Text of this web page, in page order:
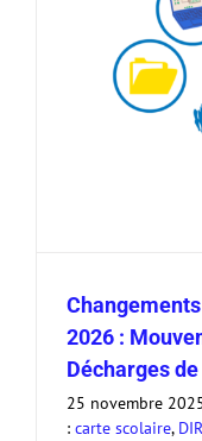
2026 :
Décharges
25 novembre
: carte scolaire,